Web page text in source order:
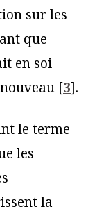
sur les
que
en soi
[3].
le terme
les
la